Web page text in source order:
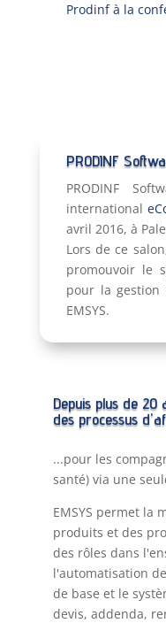
Prodinf à la
PRODINF
PRODINF
international
avril 2016, à
Lors de ce
promouvoir le
pour la gestion
EMSYS.
Depuis plus de 20
des processus
...pour les
santé) via une
EMSYS permet la
produits et des
des rôles dans
l'automatisation
de base et le
devis, addenda,